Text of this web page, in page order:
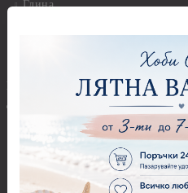
Глина
Приложни техники и
Декупаж
Декупажна хартия
Оризова декупажна
хартия А4 - Alchemy of Art -
25-30 гр.